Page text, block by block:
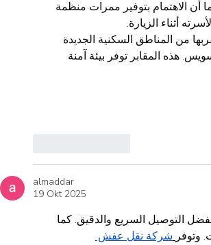
أن الاهتمام بتوفير ممرات منظمة
أثناء الزيارة.
من المناطق السكنية الجديدة
هذه المقابر توفر بيئة آمنة
almaddar
19 Okt 2025
التوصيل السريع والدقيق. كما
وتوفر شركة نقل عفش